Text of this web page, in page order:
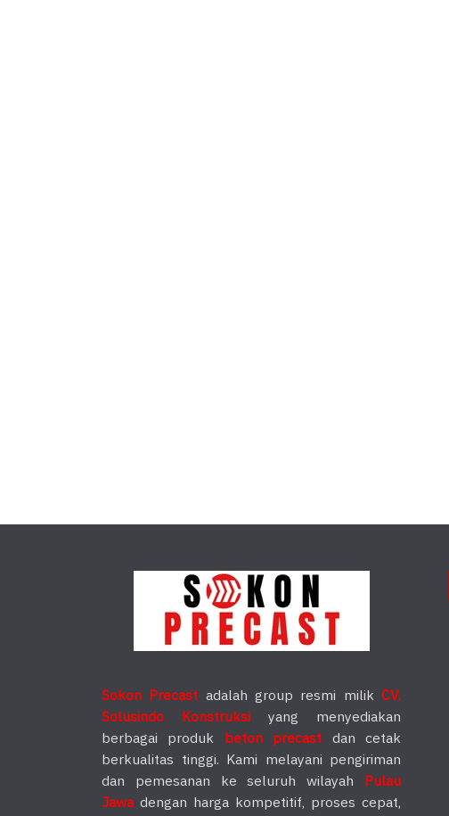
Sokon Precast adalah group resmi milikCV.
Solusindo Konstruksi yang menyediakan
berbagai produk beton precast dan cetak
berkualitas tinggi. Kami melayani pengiriman
dan pemesanan ke seluruh wilayah Pulau
Jawadengan harga kompetitif, proses cepat,